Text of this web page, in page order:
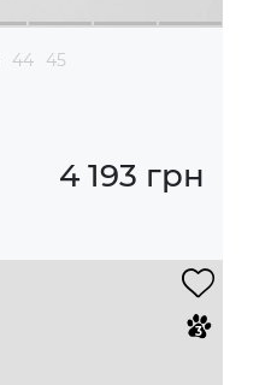
44 45
4 193 грн